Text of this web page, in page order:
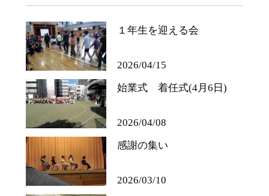
１年生を迎える会
2026/04/15
始業式 着任式(4月6日)
2026/04/08
感謝の集い
2026/03/10